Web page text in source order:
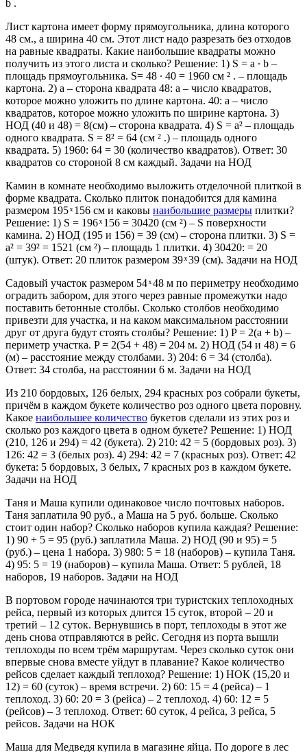
b .
Лист картона имеет форму прямоугольника, длина которого
48 см., а ширина 40 см. Этот лист надо разрезать без отходов
на равные квадраты. Какие наибольшие квадраты можно
получить из этого листа и сколько? Решение: 1) S = a ∙ b –
площадь прямоугольника. S= 48 ∙ 40 = 1960 см ² . – площадь
картона. 2) a – сторона квадрата 48: a – число квадратов,
которое можно уложить по длине картона. 40: а – число
квадратов, которое можно уложить по ширине картона. 3)
НОД (40 и 48) = 8(см) – сторона квадрата. 4) S = a² – площадь
одного квадрата. S = 8² = 64 (см ² .) – площадь одного
квадрата. 5) 1960: 64 = 30 (количество квадратов). Ответ: 30
квадратов со стороной 8 см каждый. Задачи на НОД
Камин в комнате необходимо выложить отделочной плиткой в
форме квадрата. Сколько плиток понадобится для камина
размером 195 ͯ 156 см и каковы наибольшие размеры плитки?
Решение: 1) S = 196 ͯ 156 = 30420 (см ²) – S поверхности
камина. 2) НОД (195 и 156) = 39 (см) – сторона плитки. 3) S =
a² = 39² = 1521 (см ²) – площадь 1 плитки. 4) 30420: = 20
(штук). Ответ: 20 плиток размером 39 ͯ 39 (см). Задачи на НОД
Садовый участок размером 54 ͯ 48 м по периметру необходимо
оградить забором, для этого через равные промежутки надо
поставить бетонные столбы. Сколько столбов необходимо
привезти для участка, и на каком максимальном расстоянии
друг от друга будут стоять столбы? Решение: 1) P = 2(a + b) –
периметр участка. P = 2(54 + 48) = 204 м. 2) НОД (54 и 48) = 6
(м) – расстояние между столбами. 3) 204: 6 = 34 (столба).
Ответ: 34 столба, на расстоянии 6 м. Задачи на НОД
Из 210 бордовых, 126 белых, 294 красных роз собрали букеты,
причём в каждом букете количество роз одного цвета поровну.
Какое наибольшее количество букетов сделали из этих роз и
сколько роз каждого цвета в одном букете? Решение: 1) НОД
(210, 126 и 294) = 42 (букета). 2) 210: 42 = 5 (бордовых роз). 3)
126: 42 = 3 (белых роз). 4) 294: 42 = 7 (красных роз). Ответ: 42
букета: 5 бордовых, 3 белых, 7 красных роз в каждом букете.
Задачи на НОД
Таня и Маша купили одинаковое число почтовых наборов.
Таня заплатила 90 руб., а Маша на 5 руб. больше. Сколько
стоит один набор? Сколько наборов купила каждая? Решение:
1) 90 + 5 = 95 (руб.) заплатила Маша. 2) НОД (90 и 95) = 5
(руб.) – цена 1 набора. 3) 980: 5 = 18 (наборов) – купила Таня.
4) 95: 5 = 19 (наборов) – купила Маша. Ответ: 5 рублей, 18
наборов, 19 наборов. Задачи на НОД
В портовом городе начинаются три туристских теплоходных
рейса, первый из которых длится 15 суток, второй – 20 и
третий – 12 суток. Вернувшись в порт, теплоходы в этот же
день снова отправляются в рейс. Сегодня из порта вышли
теплоходы по всем трём маршрутам. Через сколько суток они
впервые снова вместе уйдут в плавание? Какое количество
рейсов сделает каждый теплоход? Решение: 1) НОК (15,20 и
12) = 60 (суток) – время встречи. 2) 60: 15 = 4 (рейса) – 1
теплоход. 3) 60: 20 = 3 (рейса) – 2 теплоход. 4) 60: 12 = 5
(рейсов) – 3 теплоход. Ответ: 60 суток, 4 рейса, 3 рейса, 5
рейсов. Задачи на НОК
Маша для Медведя купила в магазине яйца. По дороге в лес